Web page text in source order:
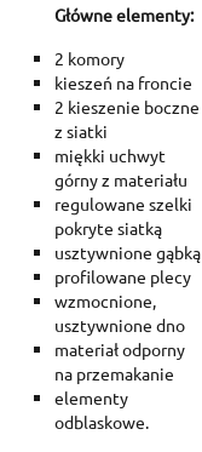
Główne elementy:
2 komory
kieszeń na froncie
2 kieszenie boczne
z siatki
miękki uchwyt
górny z materiału
regulowane szelki
pokryte siatką
usztywnione gąbką
profilowane plecy
wzmocnione,
usztywnione dno
materiał odporny
na przemakanie
elementy
odblaskowe.